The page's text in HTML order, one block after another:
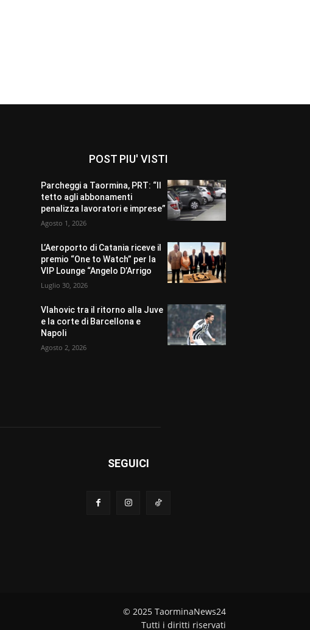
POST PIU' VISTI
Parcheggi a Taormina, PRT: “Il
tetto agli abbonamenti
penalizza lavoratori e imprese”
Agosto 1, 2026
L’Aeroporto di Catania riceve il
premio “One to Watch” per la
VIP Lounge “Angelo D’Arrigo
Luglio 30, 2026
Vlahovic tra il ritorno alla Juve
e la corte di Barcellona e
Napoli
Agosto 2, 2026
SEGUICI
© 2025 TaorminaNews24
Tutti i diritti riservati